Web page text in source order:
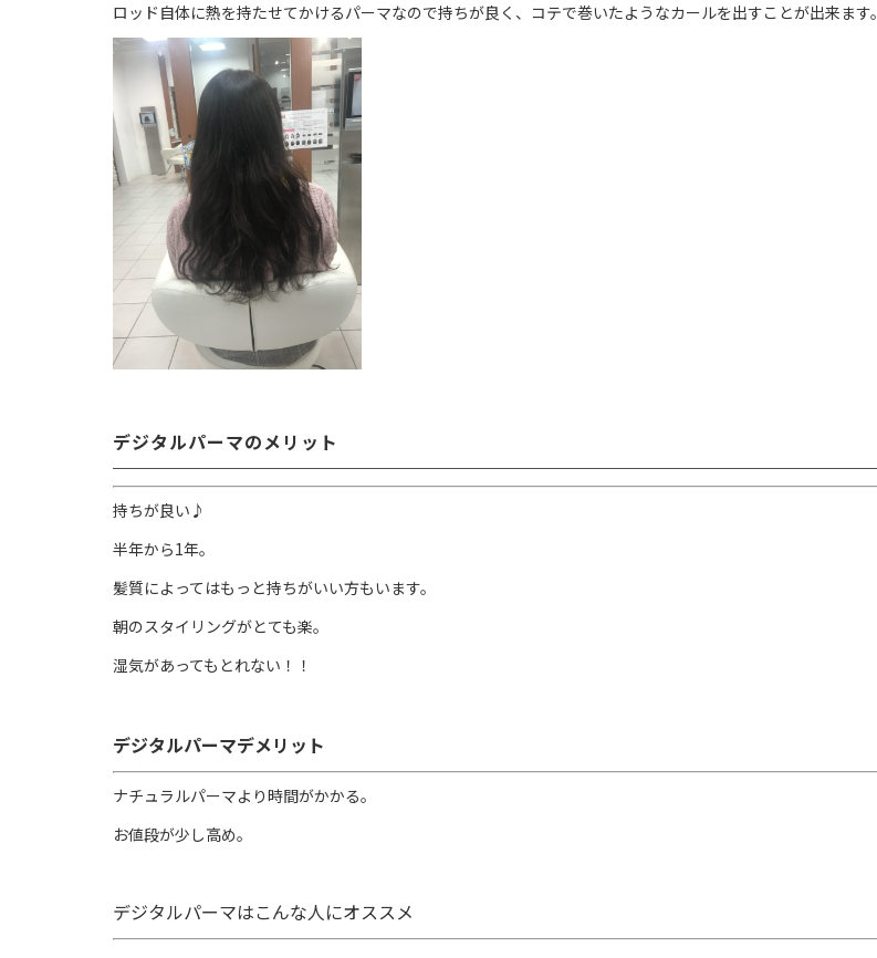
ロッド自体に熱を持たせてかけるパーマなので持ちが良く、コテで巻いたようなカールを出すことが出来ます。
デジタルパーマのメリット
持ちが良い♪
半年から1年。
髪質によってはもっと持ちがいい方もいます。
朝のスタイリングがとても楽。
湿気があってもとれない！！
デジタルパーマデメリット
ナチュラルパーマより時間がかかる。
お値段が少し高め。
デジタルパーマはこんな人にオススメ